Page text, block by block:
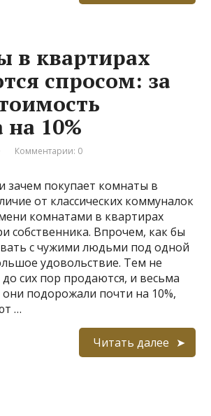
в квартирах
спросом: за
10%
Комментарии: 0
зачем покупает комнаты в
от классических коммуналок
комнатами в квартирах
собственника. Впрочем, как бы
с чужими людьми под одной
удовольствие. Тем не
сих пор продаются, и весьма
они подорожали почти на 10%,
…
Читать далее